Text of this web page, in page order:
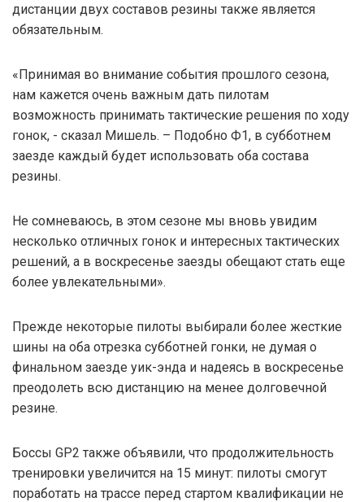
дистанции двух составов резины также является
обязательным.
«Принимая во внимание события прошлого сезона,
нам кажется очень важным дать пилотам
возможность принимать тактические решения по ходу
гонок, - сказал Мишель. – Подобно Ф1, в субботнем
заезде каждый будет использовать оба состава
резины.
Не сомневаюсь, в этом сезоне мы вновь увидим
несколько отличных гонок и интересных тактических
решений, а в воскресенье заезды обещают стать еще
более увлекательными».
Прежде некоторые пилоты выбирали более жесткие
шины на оба отрезка субботней гонки, не думая о
финальном заезде уик-энда и надеясь в воскресенье
преодолеть всю дистанцию на менее долговечной
резине.
Боссы GP2 также объявили, что продолжительность
тренировки увеличится на 15 минут: пилоты смогут
поработать на трассе перед стартом квалификации не